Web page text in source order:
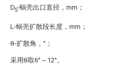
DS-蜗壳出口直径，mm；
L-蜗壳扩散段长度，mm；
θ-扩散角，°；
采用θ取6°～12°。